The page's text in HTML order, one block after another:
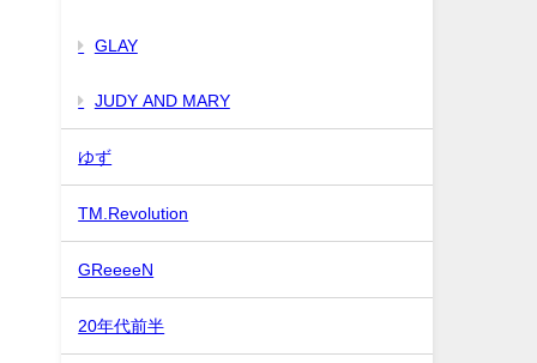
GLAY
JUDY AND MARY
ゆず
TM.Revolution
GReeeeN
20年代前半